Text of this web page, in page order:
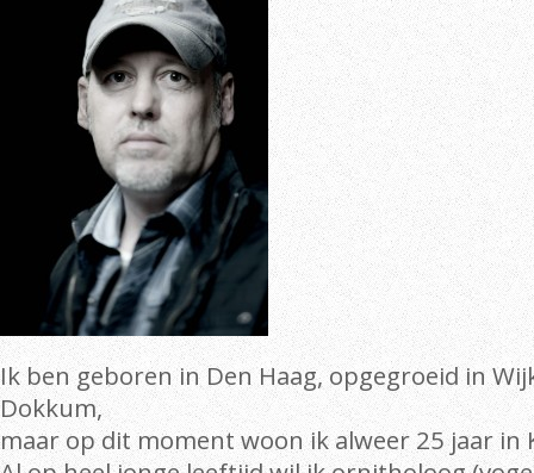
Ik ben geboren in Den Haag, opgegroeid in
Dokkum,
maar op dit moment woon ik alweer 25 jaar in